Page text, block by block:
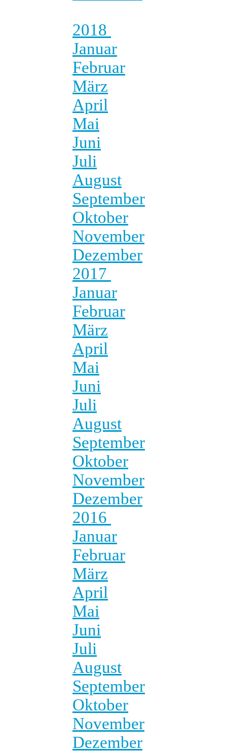
2018
Januar
Februar
März
April
Mai
Juni
Juli
August
September
Oktober
November
Dezember
2017
Januar
Februar
März
April
Mai
Juni
Juli
August
September
Oktober
November
Dezember
2016
Januar
Februar
März
April
Mai
Juni
Juli
August
September
Oktober
November
Dezember